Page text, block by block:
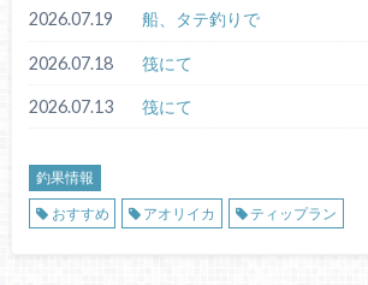
2026.07.19 船、タテ釣りで
2026.07.18 筏にて
2026.07.13 筏にて
釣果情報
おすすめ
アオリイカ ティップラン